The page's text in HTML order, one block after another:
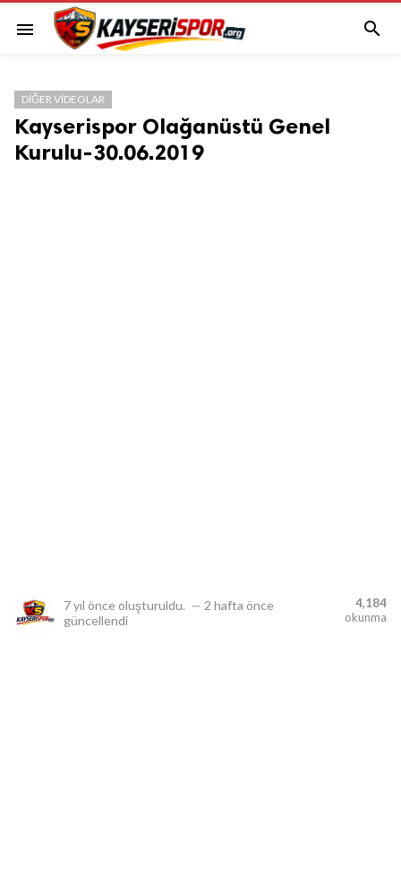
menu 
DIĞER VIDEOLAR
Kayserispor Olağanüstü Genel
Kurulu-30.06.2019
7 yıl önce oluşturuldu. — 2 hafta önce
güncellendi
4,184
okunma